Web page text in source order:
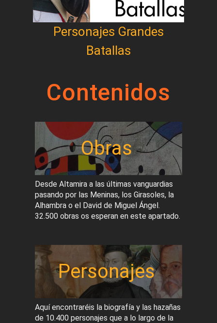
Personajes Grandes
Batallas
Contenidos
Obras
Desde Altamira a las últimas vanguardias
pasando por las Meninas, los Girasoles, la
Alhambra o el David de Miguel Ángel.
32.500 obras os esperan en este apartado.
Personajes
Aquí encontraréis la biografía y las hazañas
de 10.400 personajes que a lo largo de la